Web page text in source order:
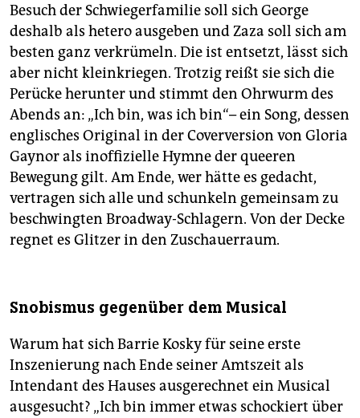
Besuch der Schwiegerfamilie soll sich George
deshalb als hetero ausgeben und Zaza soll sich am
besten ganz verkrümeln. Die ist entsetzt, lässt sich
aber nicht kleinkriegen. Trotzig reißt sie sich die
Perücke herunter und stimmt den Ohrwurm des
Abends an: „Ich bin, was ich bin“– ein Song, dessen
englisches Original in der Coverversion von Gloria
Gaynor als inoffizielle Hymne der queeren
Bewegung gilt. Am Ende, wer hätte es gedacht,
vertragen sich alle und schunkeln gemeinsam zu
beschwingten Broadway-Schlagern. Von der Decke
regnet es Glitzer in den Zuschauerraum.
Snobismus gegenüber dem Musical
Warum hat sich Barrie Kosky für seine erste
Inszenierung nach Ende seiner Amtszeit als
Intendant des Hauses ausgerechnet ein Musical
ausgesucht? „Ich bin immer etwas schockiert über